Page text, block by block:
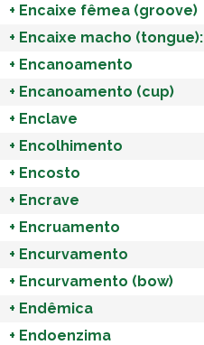
+ Encaixe fêmea (groove)
+ Encaixe macho (tongue):
+ Encanoamento
+ Encanoamento (cup)
+ Enclave
+ Encolhimento
+ Encosto
+ Encrave
+ Encruamento
+ Encurvamento
+ Encurvamento (bow)
+ Endêmica
+ Endoenzima